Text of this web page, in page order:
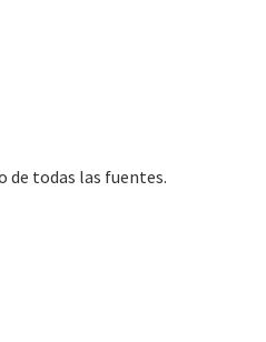
de todas las fuentes.